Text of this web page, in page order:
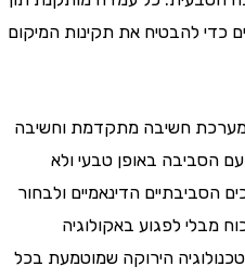
להבטיח את תקינות המיקום
חשיבה מתקדמת וחשיבה
באופן טבעי ולא
הדינאמיים ולבחור
לפגוע באקולוגיה
הירוקה שמוטמעת בכל